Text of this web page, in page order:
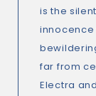
is the
innocence
far from
Electra